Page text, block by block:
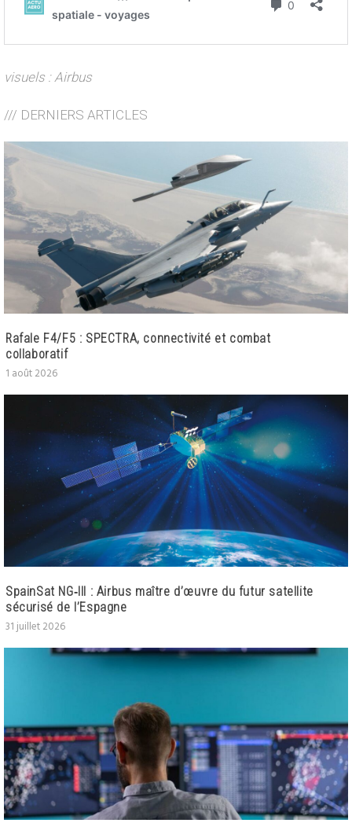
visuels : Airbus
/// DERNIERS ARTICLES
Rafale F4/F5 : SPECTRA, connectivité et combat
collaboratif
1 août 2026
SpainSat NG‑III : Airbus maître d’œuvre du futur satellite
sécurisé de l’Espagne
31 juillet 2026